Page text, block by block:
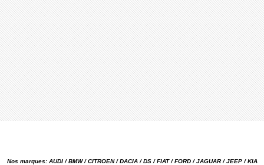
Nos marques: AUDI / BMW / CITROEN / DACIA / DS / FIAT / FORD / JAGUAR / JEEP / KIA